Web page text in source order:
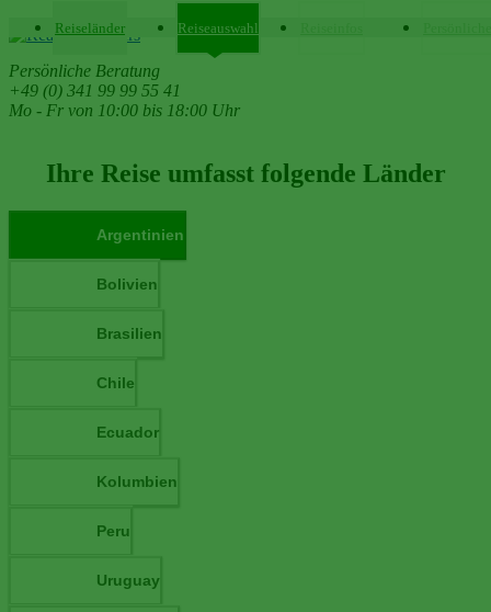
Persönliche Beratung
+49 (0) 341 99 99 55 41
Mo - Fr von 10:00 bis 18:00 Uhr
Reiseländer Reiseauswahl
Ihre Reise umfasst folgende Länder
Argentinien
Bolivien
Brasilien
Chile
Ecuador
Kolumbien
Peru
Uruguay